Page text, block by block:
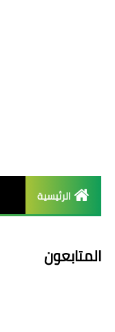
الرئيسية
المتابعون